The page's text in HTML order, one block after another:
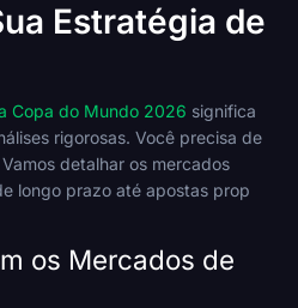
Estratégia de
Copa do Mundo 2026 significa
rigorosas. Você precisa de
detalhar os mercados
longo prazo até apostas prop
os Mercados de